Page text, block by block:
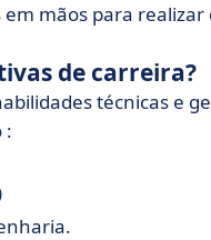
mãos para
de carreira?
técnicas e
: